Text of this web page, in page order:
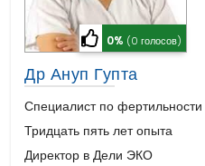
0% (0 голосов)
Др Ануп Гупта
Специалист по фертильности
Тридцать пять лет опыта
Директор в Дели ЭКО